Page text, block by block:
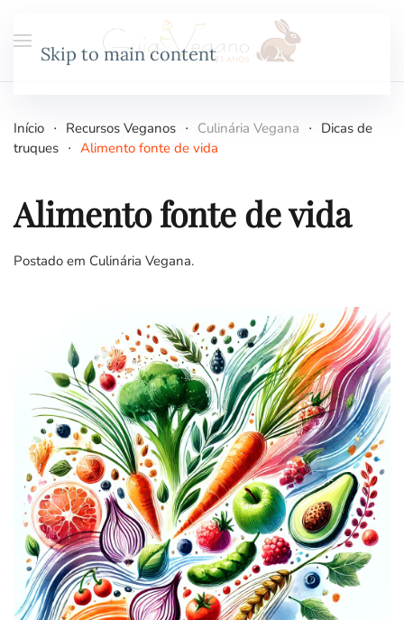
Skip to main content
Início Recursos Veganos Culinária Vegana
Dicas de
truques
Alimento fonte de vida
Alimento fonte de vida
Postado em Culinária Vegana.